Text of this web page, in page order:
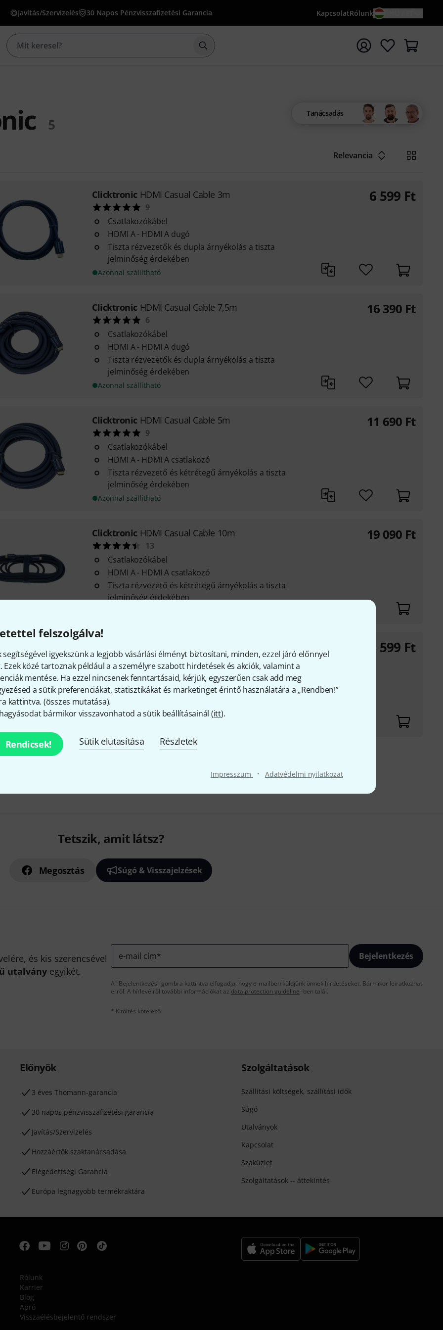
felszolgálva!
segítségével igyekszünk a legjobb vásárlási élményt biztosítani, minden, ezzel járó előnnyel
Ezek közé tartoznak például a a személyre szabott hirdetések és akciók, valamint a
mentése. Ha ezzel nincsenek fenntartásaid, kérjük, egyszerűen csak add meg
a sütik preferenciákat, statisztikákat és marketinget érintő használatára a „Rendben!”
kattintva. (összes mutatása).
bármikor visszavonhatod a sütik beállításainál (itt).
Rendicsek! Sütik elutasítása Részletek
Impresszum · Adatvédelmi nyilatkozat
Javítás/Szervizelés 30 Napos Pénzvisszafizetési Garancia KapcsolatRólunk
Keresés indítása {searchTerm} keresőszóval
5
Tanácsadás
Relevancia
Clicktronic HDMI Casual Cable 3m
9
Csatlakozókábel
HDMI A - HDMI A dugó
Tiszta rézvezetők és dupla árnyékolás a tiszta
jelminőség érdekében
Azonnal szállítható
6 599 Ft
Clicktronic HDMI Casual Cable 7,5m
6
Csatlakozókábel
HDMI A - HDMI A dugó
Tiszta rézvezetők és dupla árnyékolás a tiszta
jelminőség érdekében
Azonnal szállítható
16 390 Ft
Clicktronic HDMI Casual Cable 5m
9
Csatlakozókábel
HDMI A - HDMI A csatlakozó
Tiszta rézvezető és kétrétegű árnyékolás a tiszta
jelminőség érdekében
Azonnal szállítható
11 690 Ft
Clicktronic HDMI Casual Cable 10m
13
Csatlakozókábel
HDMI A - HDMI A csatlakozó
Tiszta rézvezető és kétrétegű árnyékolás a tiszta
jelminőség érdekében
19 090 Ft
7
Csatlakozókábel
HDMI A - HDMI A dugó
Tiszta rézvezetők és dupla árnyékolás a tiszta
jelminőség érdekében
5 599 Ft
Minden ár tartalmazza az ÁFÁ-t
Tetszik, amit látsz?
Megosztás Súgó & Visszajelzések
és kis szerencsével
utalvány egyikét.
e-mail cím* Bejelentkezés
A "Bejelentkezés" gombra kattintva elfogadja, hogy e-mailben küldjünk önnek hirdetéseket. Bármikor leiratkozhat
erről. A hírlevélről további információkat az data protection guideline -ben talál.
* Kitöltés kötelező
Előnyök
3 éves Thomann-garancia
30 napos pénzvisszafizetési garancia
Javítás/Szervizelés
Hozzáértők szaktanácsadása
Elégedettségi Garancia
Európa legnagyobb termékraktára
Szolgáltatások
Szállítási költségek, szállítási idők
Súgó
Utalványok
Kapcsolat
Szaküzlet
Szolgáltatások -- áttekintés
Rólunk
Karrier
Blog
Apró
Visszaélésbejelentő rendszer